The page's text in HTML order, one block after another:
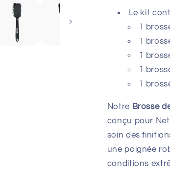
Le kit
1
1
1
1
1
Notre Brosse
conçu pour
soin des
une poignée
conditions